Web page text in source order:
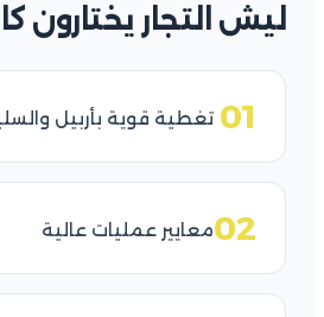
ليش التجار يختارون
01 تغطية قوية بأربيل
02معايير عمليات عالية